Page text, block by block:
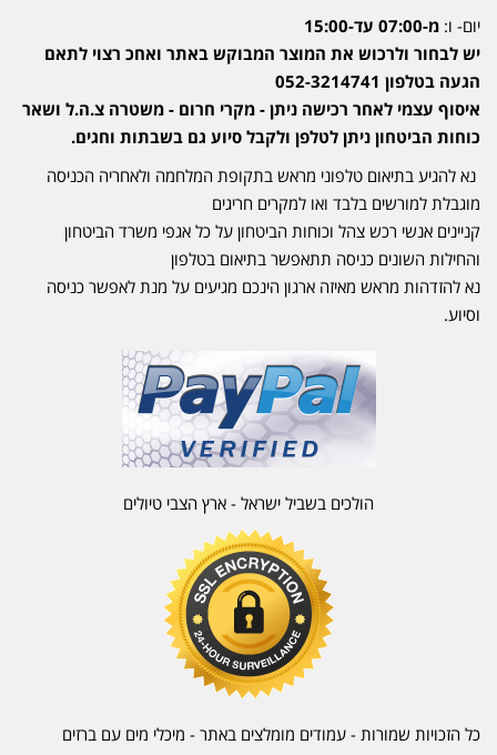
יום- ו: מ-07:00 עד-15:00
יש לבחור ולרכוש את המוצר המבוקש באתר ואחכ רצוי לתאם
הגעה בטלפון 052-3214741
איסוף עצמי לאחר רכישה ניתן - מקרי חרום - משטרה צ.ה.ל ושאר
כוחות הביטחון ניתן לטלפן ולקבל סיוע גם בשבתות וחגים.
נא להגיע בתיאום טלפוני מראש בתקופת המלחמה ולאחריה הכניסה
מוגבלת למורשים בלבד ואו למקרים חריגים
קניינים אנשי רכש צהל וכוחות הביטחון על כל אגפי משרד הביטחון
והחילות השונים כניסה תתאפשר בתיאום בטלפון
נא להזדהות מראש מאיזה ארגון הינכם מגיעים על מנת לאפשר כניסה
וסיוע.
הולכים בשביל ישראל - ארץ הצבי טיולים
כל הזכויות שמורות - עמודים מומלצים באתר - מיכלי מים עם ברזים